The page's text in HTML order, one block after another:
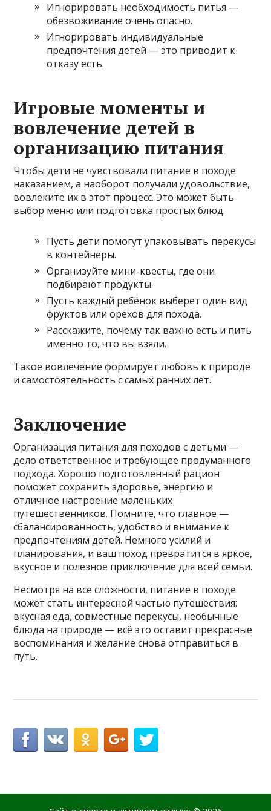
Игнорировать необходимость питья —
обезвоживание очень опасно.
Игнорировать индивидуальные
предпочтения детей — это приводит к
отказу есть.
Игровые моменты и
вовлечение детей в
организацию питания
Чтобы дети не чувствовали питание в походе
наказанием, а наоборот получали удовольствие,
вовлеките их в этот процесс. Это может быть
выбор меню или подготовка простых блюд.
Пусть дети помогут упаковывать перекусы
в контейнеры.
Организуйте мини-квесты, где они
подбирают продукты.
Пусть каждый ребёнок выберет один вид
фруктов или орехов для похода.
Расскажите, почему так важно есть и пить
именно то, что вы взяли.
Такое вовлечение формирует любовь к природе
и самостоятельность с самых ранних лет.
Заключение
Организация питания для походов с детьми —
дело ответственное и требующее продуманного
подхода. Хорошо подготовленный рацион
поможет сохранить здоровье, энергию и
отличное настроение маленьких
путешественников. Помните, что главное —
сбалансированность, удобство и внимание к
предпочтениям детей. Немного усилий и
планирования, и ваш поход превратится в яркое,
вкусное и полезное приключение для всей семьи.
Несмотря на все сложности, питание в походе
может стать интересной частью путешествия:
вкусная еда, совместные перекусы, необычные
блюда на природе — всё это оставит прекрасные
воспоминания и желание снова отправиться в
путь.